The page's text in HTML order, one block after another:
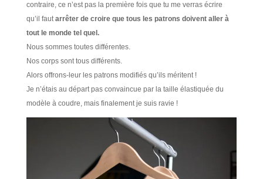
contraire, ce n’est pas la première fois que tu me verras écrire
qu’il fautarrêter de croire que tous les patrons doivent aller à
tout le monde tel quel.
Nous sommes toutes différentes.
Nos corps sont tous différents.
Alors offrons-leur les patrons modifiés qu’ils méritent !
Je n’étais au départ pas convaincue par la taille élastiquée du
modèle à coudre, mais finalement je suis ravie !